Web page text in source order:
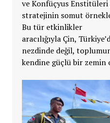
ve Konfüçyus
stratejinin somut
Bu tür etkinlikler
aracılığıyla Çin,
nezdinde değil,
kendine güçlü bir zemin